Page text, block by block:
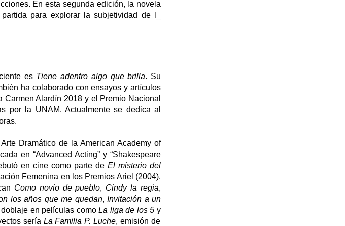
En esta segunda edición, la novela
para explorar la subjetividad de l_
es Tiene adentro algo que brilla. Su
ha colaborado con ensayos y artículos
Alardín 2018 y el Premio Nacional
por la UNAM. Actualmente se dedica al
Dramático de la American Academy of
en “Advanced Acting” y “Shakespeare
en cine como parte de El misterio del
Femenina en los Premios Ariel (2004).
Como novio de pueblo, Cindy la regia,
los años que me quedan,Invitación a un
en películas comoLa liga de los 5 y
sería La Familia P. Luche, emisión de